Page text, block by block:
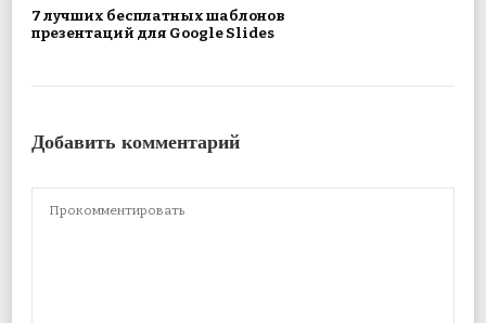
7 лучших бесплатных шаблонов
презентаций для Google Slides
Добавить комментарий